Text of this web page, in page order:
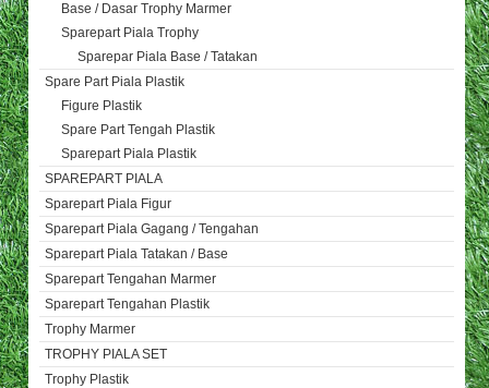
Base / Dasar Trophy Marmer
Sparepart Piala Trophy
Sparepar Piala Base / Tatakan
Spare Part Piala Plastik
Figure Plastik
Spare Part Tengah Plastik
Sparepart Piala Plastik
SPAREPART PIALA
Sparepart Piala Figur
Sparepart Piala Gagang / Tengahan
Sparepart Piala Tatakan / Base
Sparepart Tengahan Marmer
Sparepart Tengahan Plastik
Trophy Marmer
TROPHY PIALA SET
Trophy Plastik